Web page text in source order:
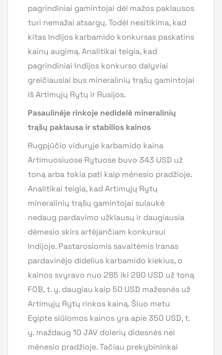
pagrindiniai gamintojai dėl mažos paklausos
turi nemažai atsargų. Todėl nesitikima, kad
kitas Indijos karbamido konkursas paskatins
kainų augimą. Analitikai teigia, kad
pagrindiniai Indijos konkurso dalyviai
greičiausiai bus mineralinių trąšų gamintojai
iš Artimųjų Rytų ir Rusijos.
Pasaulinėje rinkoje nedidelė mineralinių
trąšų paklausa ir stabilios kainos
Rugpjūčio viduryje karbamido kaina
Artimuosiuose Rytuose buvo 343 USD už
toną arba tokia pati kaip mėnesio pradžioje.
Analitikai teigia, kad Artimųjų Rytų
mineralinių trąšų gamintojai sulaukė
nedaug pardavimo užklausų ir daugiausia
dėmesio skirs artėjančiam konkursui
Indijoje. Pastarosiomis savaitėmis Iranas
pardavinėjo didelius karbamido kiekius, o
kainos svyravo nuo 285 iki 290 USD už toną
FOB, t. y. daugiau kaip 50 USD mažesnės už
Artimųjų Rytų rinkos kainą. Šiuo metu
Egipte siūlomos kainos yra apie 350 USD, t.
y. maždaug 10 JAV dolerių didesnės nei
mėnesio pradžioje. Tačiau prekybininkai